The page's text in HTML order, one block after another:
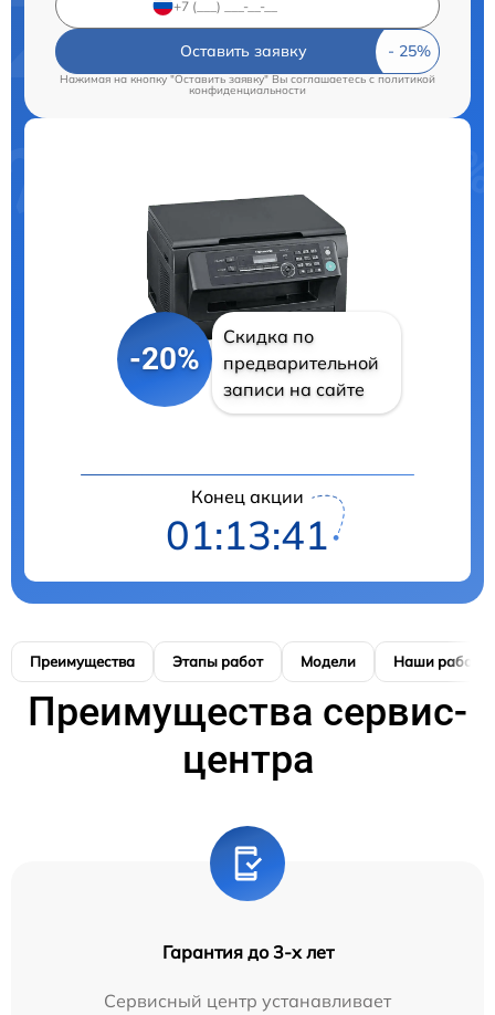
Оставить заявку
Нажимая на кнопку "Оставить заявку" Вы соглашаетесь cполитикой
конфиденциальности
-20%
Скидка по
предварительной
записи на сайте
Конец акции
01:13:41
Преимущества Этапы работ Модели Наши работы
Преимущества сервис-
центра
Гарантия до 3-х лет
Сервисный центр устанавливает